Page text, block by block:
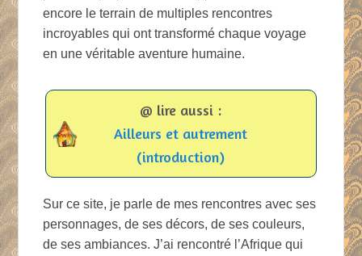
encore le terrain de multiples rencontres
incroyables qui ont transformé chaque voyage
en une véritable aventure humaine.
@ lire aussi :
Ailleurs et autrement
(introduction)
Sur ce site, je parle de mes rencontres avec ses
personnages, de ses décors, de ses couleurs,
de ses ambiances. J’ai rencontré l’Afrique qui